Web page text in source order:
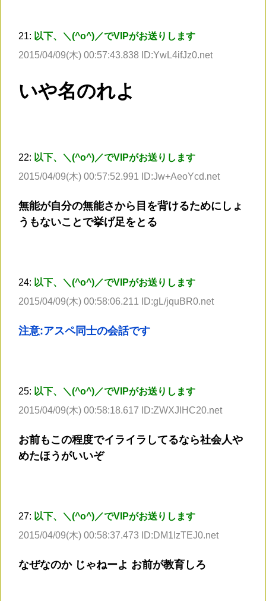
21: 以下、＼(^o^)／でVIPがお送りします
2015/04/09(木) 00:57:43.838 ID:YwL4ifJz0.net
いや名のれよ
22: 以下、＼(^o^)／でVIPがお送りします
2015/04/09(木) 00:57:52.991 ID:Jw+AeoYcd.net
無能が自分の無能さから目を背けるためにしょ
うもないことで挙げ足をとる
24: 以下、＼(^o^)／でVIPがお送りします
2015/04/09(木) 00:58:06.211 ID:gL/jquBR0.net
注意:アスペ同士の会話です
25: 以下、＼(^o^)／でVIPがお送りします
2015/04/09(木) 00:58:18.617 ID:ZWXJlHC20.net
お前もこの程度でイライラしてるなら社会人や
めたほうがいいぞ
27: 以下、＼(^o^)／でVIPがお送りします
2015/04/09(木) 00:58:37.473 ID:DM1IzTEJ0.net
なぜなのか じゃねーよ お前が教育しろ